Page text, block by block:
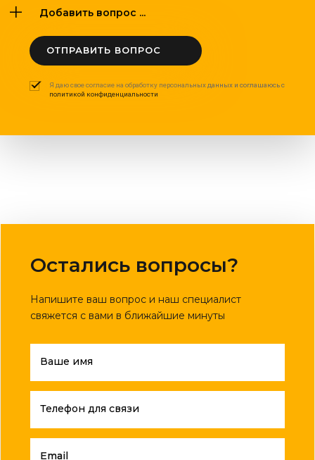
Добавить вопрос ...
ОТПРАВИТЬ ВОПРОС
Я даю свое согласие на обработку персональных данных и соглашаюсь с
политикой конфиденциальности
Остались вопросы?
Напишите ваш вопрос и наш специалист
свяжется с вами в ближайшие минуты
Ваше имя
Телефон для связи
Email